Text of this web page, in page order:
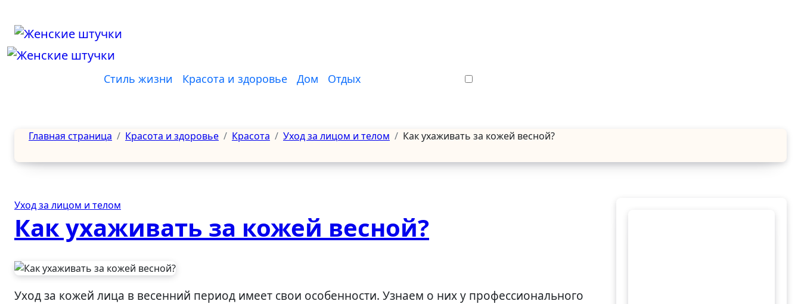
содержанию
Стиль жизни Красота и здоровье Дом Отдых
Главная страница Красота и здоровье Красота Уход за лицом и телом Как ухаживать за кожей весной?
Уход за лицом и телом
Как ухаживать за кожей весной?
Уход за кожей лица в весенний период имеет свои особенности. Узнаем о них у профессионального